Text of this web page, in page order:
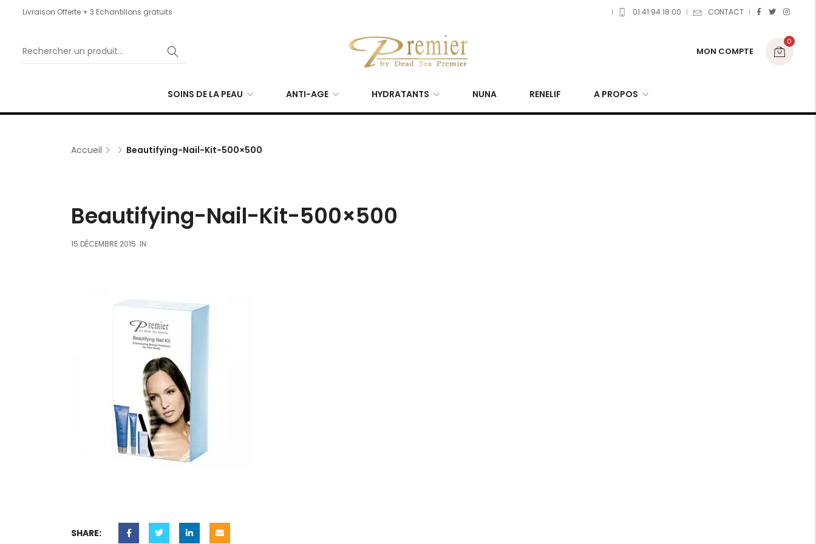
Livraison Offerte + 3 Echantillons gratuits 01 41 94 18 00 CONTACT
MON COMPTE
0
SOINS DE LA PEAU ANTI-AGE HYDRATANTS NUNA RENELIF A PROPOS
Accueil Beautifying-Nail-Kit-500×500
Beautifying-Nail-Kit-500×500
15 DÉCEMBRE 2015 IN
SHARE: